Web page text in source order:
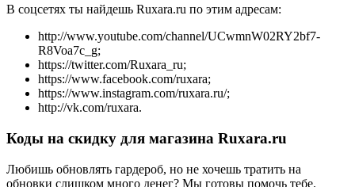
В соцсетях ты найдешь Ruxara.ru по этим адресам:
http://www.youtube.com/channel/UCwmnW02RY2bf7-
R8Voa7c_g;
https://twitter.com/Ruxara_ru;
https://www.facebook.com/ruxara;
https://www.instagram.com/ruxara.ru/;
http://vk.com/ruxara.
Коды на скидку для магазина Ruxara.ru
Любишь обновлять гардероб, но не хочешь тратить на
обновки слишком много денег? Мы готовы помочь тебе.